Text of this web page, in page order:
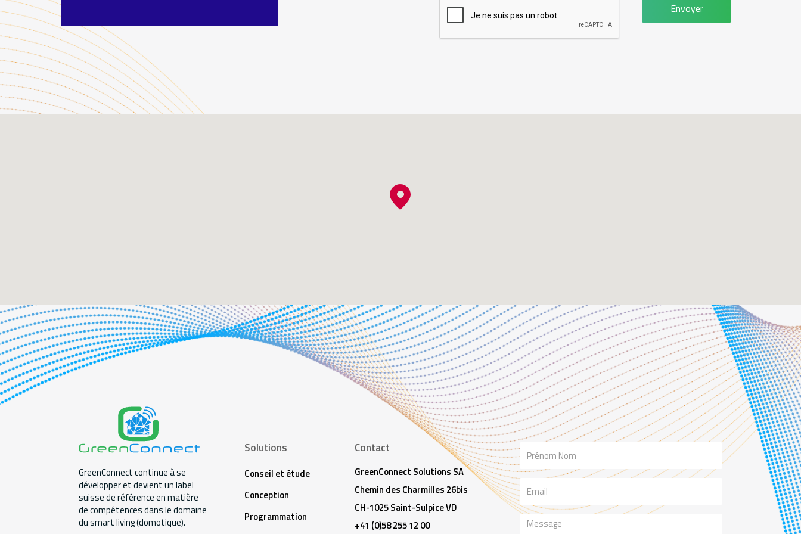
Envoyer
GreenConnect continue à se
développer et devient un label
suisse de référence en matière
de compétences dans le domaine
du smart living (domotique).
Solutions
Conseil et étude
Conception
Programmation
Contact
GreenConnect Solutions SA
Chemin des Charmilles 26bis
CH-1025 Saint-Sulpice VD
+41 (0)58 255 12 00
Nom
Email
Message